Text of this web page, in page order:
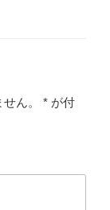
ん。 * が付